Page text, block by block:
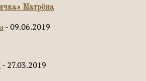
Матрёна
- 09.06.2019
- 27.03.2019